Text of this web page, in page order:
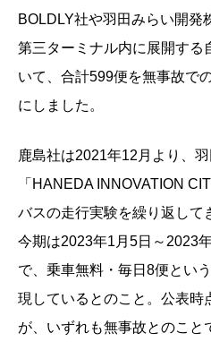
BOLDLY社や羽田みらい開発
第三ターミナル内に展開する
いて、合計599便を無事故で
にしました。
鹿島社は2021年12月より、
「HANEDA INNOVATION
バスの走行実験を繰り返して
今期は2023年1月5日～2023
で、乗車無料・毎日8便とい
現しているとのこと。公表時
が、いずれも無事故とのこと